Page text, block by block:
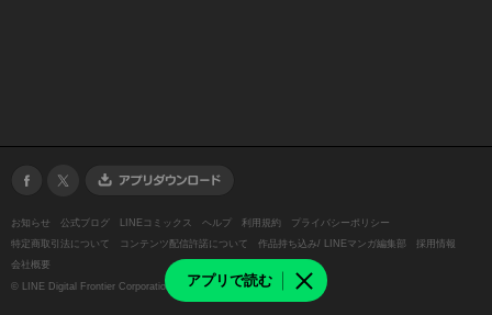
アプリで読む
お知らせ 公式ブログ LINEコミックス ヘルプ 利用規約
プライバシーポリシー
特定商取引法について
コンテンツ配信許諾について 作品持ち込み/ LINEマンガ編集部
採用情報
会社概要
© LINE Digital Frontier Corporation